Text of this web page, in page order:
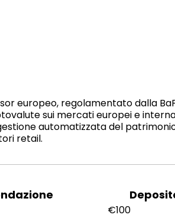
europeo, regolamentato dalla
sui mercati europei e
automatizzata del
retail.
€100